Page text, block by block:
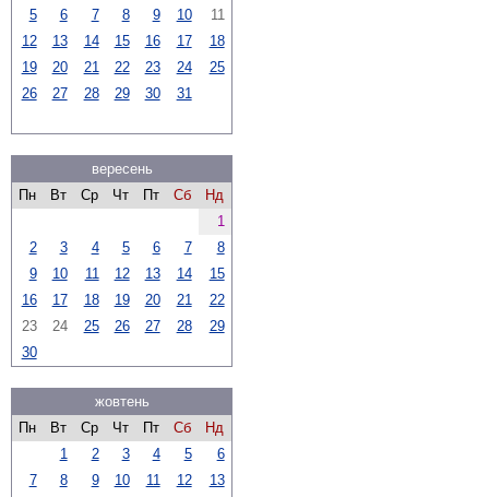
5
6 7 8 9 10
11
12
13 14 15 16 17
18
19
20 21 22 23 24
25
26
27 28 29 30 31
вересень
Пн
Вт Ср Чт Пт Сб
Нд
1
2
3 4 5 6 7
8
9
10 11 12 13 14
15
16
17 18 19 20 21
22
23
24 25 26 27 28
29
30
жовтень
Пн
Вт Ср Чт Пт Сб
Нд
1
2 3 4 5
6
7
8 9 10 11 12
13